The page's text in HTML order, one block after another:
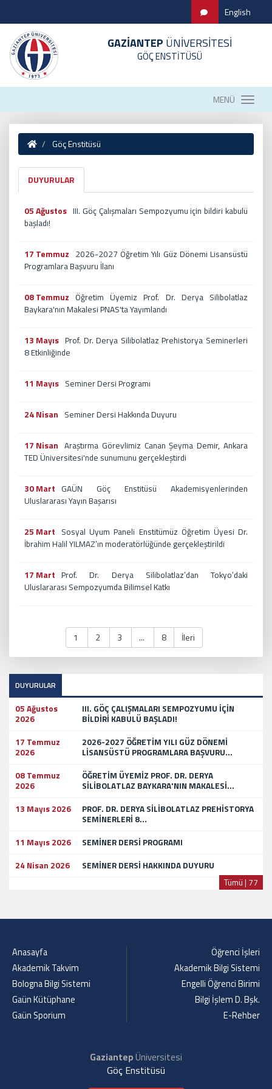
English
GAZİANTEP ÜNİVERSİTESİ
GÖÇ ENSTİTÜSÜ
MENÜ
Göç Enstitüsü
DUYURULAR
05 Ağustos III. Göç Çalışmaları Sempozyumu için bildiri kabulü
başladı!
17 Temmuz 2026-2027 Öğretim Yılı Güz Dönemi Lisansüstü
Programlara Başvuru İlanı
08 Temmuz Öğretim Üyemiz Prof. Dr. Derya Silibolatlaz
Baykara'nın Makalesi PNAS'ta Yayımlandı
13 Mayıs Prof. Dr. Derya Silibolatlaz Prehistorya Seminerleri
8 Etkinliğinde
11 Mayıs Seminer Dersi Programı
24 Nisan Seminer Dersi Hakkında Duyuru
17 Nisan Araştırma Görevlimiz Canan Şeyma Demir, Ankara
TED Üniversitesi'nde sunumunu gerçekleştirdi
30 Mart GAÜN Göç Enstitüsü Akademisyenlerinden
Uluslararası Yayın Başarısı
25 Mart Sosyal Uyum Paneli Enstitümüz Öğretim Üyesi Dr.
İbrahim Halil YILMAZ’ın moderatörlüğünde gerçekleştirildi
17 Mart Prof. Dr. Derya Silibolatlaz’dan Tokyo’daki
Uluslararası Sempozyumda Bilimsel Katkı
1 2 3 ... 8 İleri
DUYURULAR
05 Ağustos
2026
III. GÖÇ ÇALIŞMALARI SEMPOZYUMU İÇİN
BİLDİRİ KABULÜ BAŞLADI!
17 Temmuz
2026
2026-2027 ÖĞRETİM YILI GÜZ DÖNEMİ
LİSANSÜSTÜ PROGRAMLARA BAŞVURU...
08 Temmuz
2026
ÖĞRETİM ÜYEMİZ PROF. DR. DERYA
SİLİBOLATLAZ BAYKARA'NIN MAKALESİ...
13 Mayıs 2026
PROF. DR. DERYA SİLİBOLATLAZ PREHİSTORYA
SEMİNERLERİ 8...
11 Mayıs 2026
SEMİNER DERSİ PROGRAMI
24 Nisan 2026
SEMİNER DERSİ HAKKINDA DUYURU
Tümü | 77
Anasayfa
Akademik Takvim
Bologna Bilgi Sistemi
Gaün Kütüphane
Gaün Sporium
Öğrenci İşleri
Akademik Bilgi Sistemi
Engelli Öğrenci Birimi
Bilgi İşlem D. Bşk.
E-Rehber
GaziantepÜniversitesi
Göç Enstitüsü